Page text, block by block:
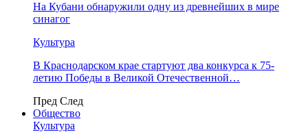
На Кубани обнаружили одну из древнейших в мире
синагог
Культура
В Краснодарском крае стартуют два конкурса к 75-
летию Победы в Великой Отечественной…
Пред След
Общество
Культура